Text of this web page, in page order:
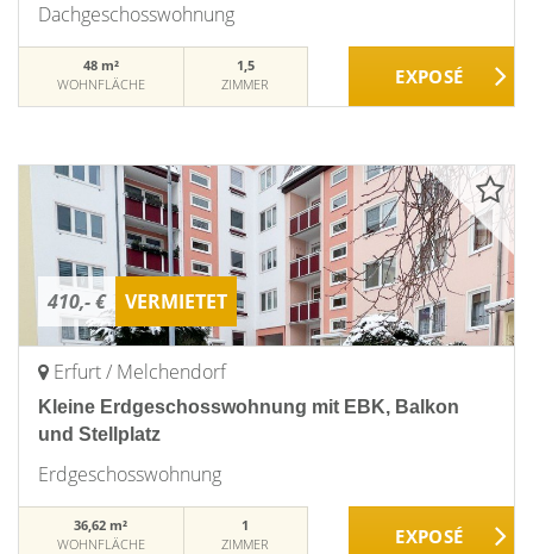
Dachgeschosswohnung
48 m²
WOHNFLÄCHE
1,5
ZIMMER
410,- € VERMIETET
Erfurt / Melchendorf
Kleine Erdgeschosswohnung mit EBK, Balkon
und Stellplatz
Erdgeschosswohnung
36,62 m²
WOHNFLÄCHE
1
ZIMMER